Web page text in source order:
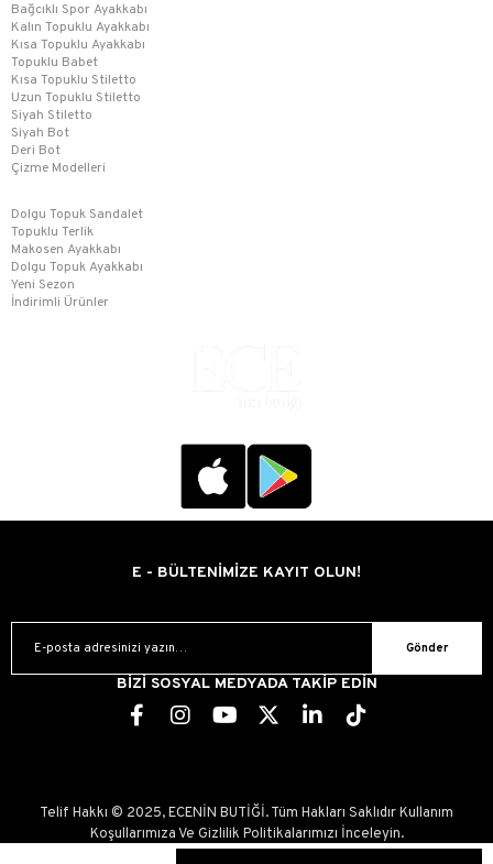
Bağcıklı Spor Ayakkabı
Kalın Topuklu Ayakkabı
Kısa Topuklu Ayakkabı
Topuklu Babet
Kısa Topuklu Stiletto
Uzun Topuklu Stiletto
Siyah Stiletto
Siyah Bot
Deri Bot
Çizme Modelleri
Dolgu Topuk Sandalet
Topuklu Terlik
Makosen Ayakkabı
Dolgu Topuk Ayakkabı
Yeni Sezon
İndirimli Ürünler
E - BÜLTENİMİZE KAYIT OLUN!
Gönder
BİZİ SOSYAL MEDYADA TAKİP EDİN
Telif Hakkı © 2025, ECENİN BUTİĞİ. Tüm Hakları Saklıdır Kullanım
Koşullarımıza Ve Gizlilik Politikalarımızı İnceleyin.